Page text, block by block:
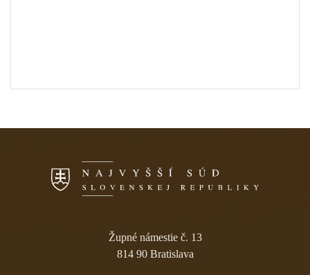
Župné námestie č. 13
814 90 Bratislava